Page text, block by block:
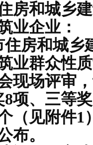
房和城乡
业企业：
住房和城乡
业群众性
现场评审
8项、三等奖
（见附件1
布。